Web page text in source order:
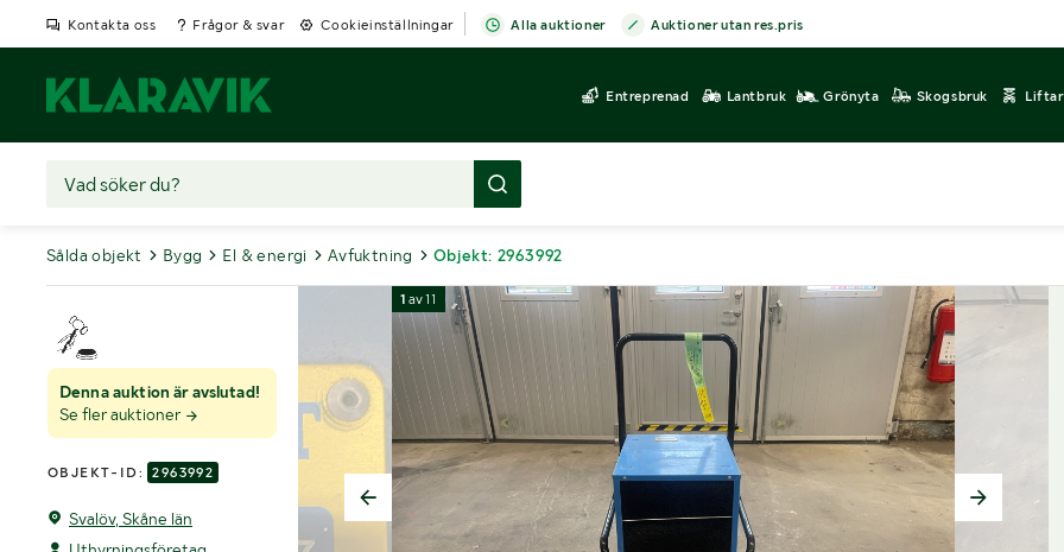
Kontakta oss Frågor & svar Cookieinställningar Alla auktioner Auktioner utan res.pris
Entreprenad Lantbruk Grönyta Skogsbruk Liftar
Sålda objekt Bygg El & energi Avfuktning Objekt: 2963992
Denna auktion är avslutad!
Se fler auktioner
OBJEKT-ID: 2963992
Svalöv, Skåne län
1 av11